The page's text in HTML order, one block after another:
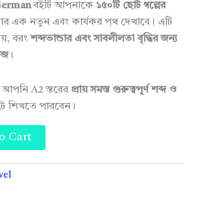
বইটি আপনাকে ১৫০টি ছোট গল্পের
এক নতুন এবং কার্যকর পথ দেখাবে। এটি
বরং শব্দভান্ডার এবং সাবলীলতা বৃদ্ধির জন্য
।
আপনি A2 স্তরের প্রায় সমস্ত গুরুত্বপূর্ণ শব্দ ও
শিখতে পারবেন।
Cart